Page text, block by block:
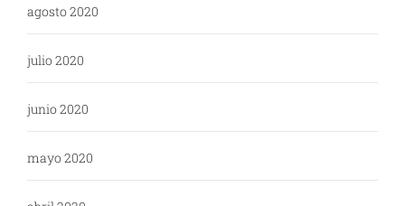
agosto 2020
julio 2020
junio 2020
mayo 2020